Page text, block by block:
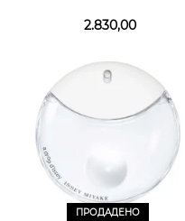
2.830,00
ПРОДАДЕНО